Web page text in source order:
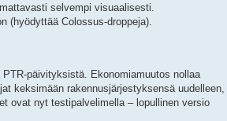
selvempi visuaalisesti.
(hyödyttää Colossus-droppeja).
päivityksistä. Ekonomiamuutos nollaa
keksimään rakennusjärjestyksensä uudelleen,
ovat nyt testipalvelimella – lopullinen versio